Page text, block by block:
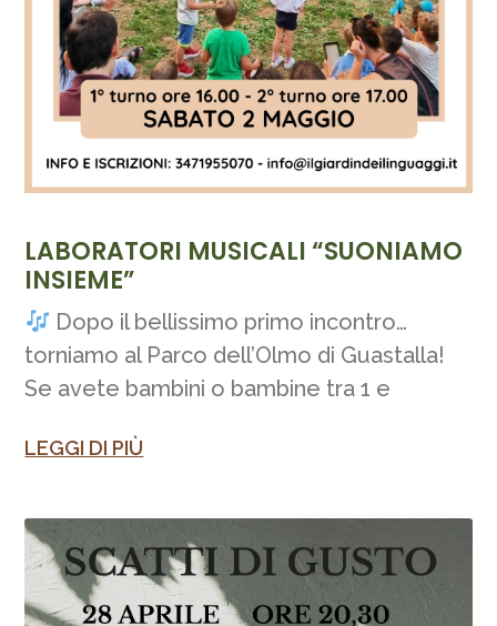
LABORATORI MUSICALI “SUONIAMO
INSIEME”
Dopo il bellissimo primo incontro…
torniamo al Parco dell’Olmo di Guastalla!
Se avete bambini o bambine tra 1 e
LEGGI DI PIÙ